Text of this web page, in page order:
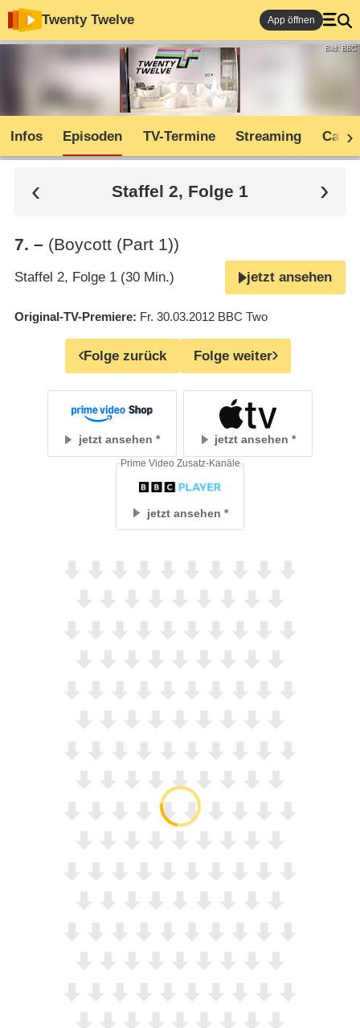
Twenty Twelve App öffnen
Bild: BBC
Infos Episoden TV-Termine Streaming Cast
Staffel 2, Folge 1
7. – (Boycott (Part 1))
Staffel 2, Folge 1 (30 Min.) jetzt ansehen
Original-TV-Premiere Fr. 30.03.2012 BBC Two
Folge zurück Folge weiter
jetzt ansehen jetzt ansehen
jetzt ansehen
Prime Video Zusatz-Kanäle